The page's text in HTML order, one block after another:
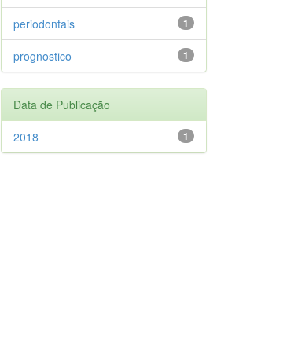
1
periodontais
1
prognostico
Data de Publicação
1
2018